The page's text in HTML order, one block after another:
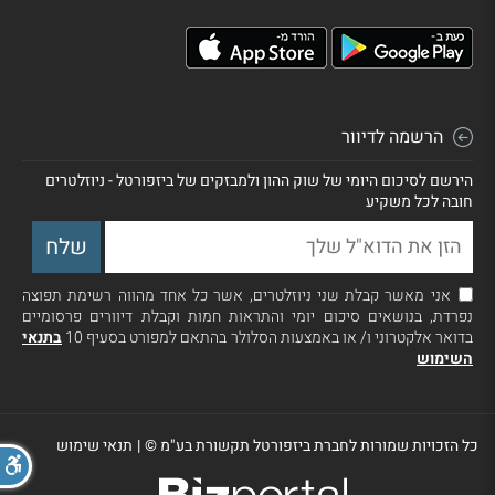
הרשמה לדיוור
הירשם לסיכום היומי של שוק ההון ולמבזקים של ביזפורטל - ניוזלטרים
חובה לכל משקיע
אני מאשר קבלת שני ניוזלטרים, אשר כל אחד מהווה רשימת תפוצה
נפרדת, בנושאים סיכום יומי והתראות חמות וקבלת דיוורים פרסומיים
בדואר אלקטרוני ו/ או באמצעות הסלולר בהתאם למפורט בסעיף 10
בתנאי
השימוש
כל הזכויות שמורות לחברת ביזפורטל תקשורת בע"מ ©| תנאי שימוש